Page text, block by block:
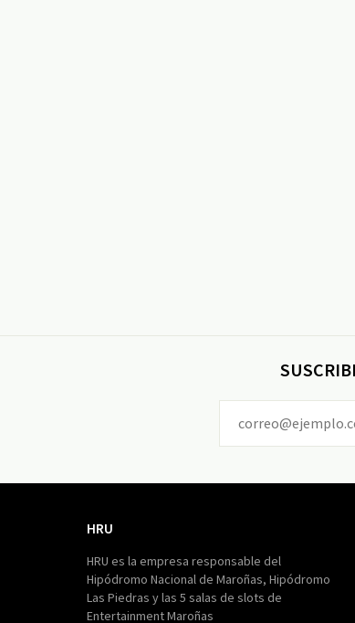
HRU
HRU es la empresa responsable del
Hipódromo Nacional de Maroñas, Hipódromo
Las Piedras y las 5 salas de slots de
Entertainment Maroñas